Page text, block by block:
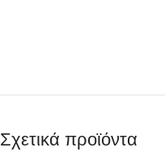
Σχετικά προϊόντα